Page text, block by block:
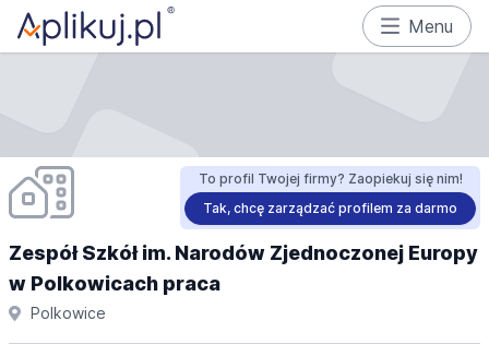
Menu
To profil Twojej firmy? Zaopiekuj się nim!
Tak, chcę zarządzać profilem za darmo
Zespół Szkół im. Narodów Zjednoczonej Europy
w Polkowicach praca
Polkowice